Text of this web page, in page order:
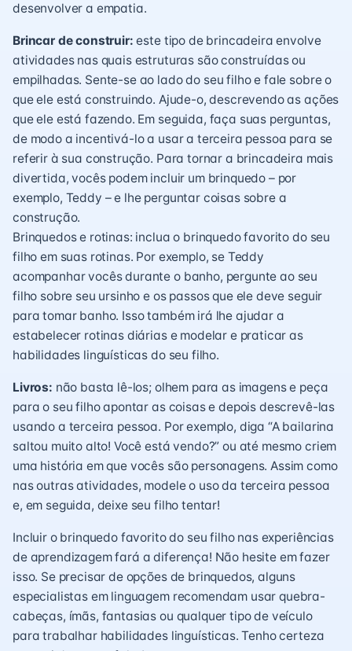
desenvolver a empatia.
Brincar de construir:este tipo de brincadeira envolve
atividades nas quais estruturas são construídas ou
empilhadas. Sente-se ao lado do seu filho e fale sobre o
que ele está construindo. Ajude-o, descrevendo as ações
que ele está fazendo. Em seguida, faça suas perguntas,
de modo a incentivá-lo a usar a terceira pessoa para se
referir à sua construção. Para tornar a brincadeira mais
divertida, vocês podem incluir um brinquedo – por
exemplo, Teddy – e lhe perguntar coisas sobre a
construção.
Brinquedos e rotinas: inclua o brinquedo favorito do seu
filho em suas rotinas. Por exemplo, se Teddy
acompanhar vocês durante o banho, pergunte ao seu
filho sobre seu ursinho e os passos que ele deve seguir
para tomar banho. Isso também irá lhe ajudar a
estabelecer rotinas diárias e modelar e praticar as
habilidades linguísticas do seu filho.
Livros: não basta lê-los; olhem para as imagens e peça
para o seu filho apontar as coisas e depois descrevê-las
usando a terceira pessoa. Por exemplo, diga “A bailarina
saltou muito alto! Você está vendo?” ou até mesmo criem
uma história em que vocês são personagens. Assim como
nas outras atividades, modele o uso da terceira pessoa
e, em seguida, deixe seu filho tentar!
Incluir o brinquedo favorito do seu filho nas experiências
de aprendizagem fará a diferença! Não hesite em fazer
isso. Se precisar de opções de brinquedos, alguns
especialistas em linguagem recomendam usar quebra-
cabeças, ímãs, fantasias ou qualquer tipo de veículo
para trabalhar habilidades linguísticas. Tenho certeza